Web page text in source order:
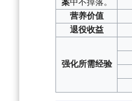
营养价值
退役收益
强化所需经验